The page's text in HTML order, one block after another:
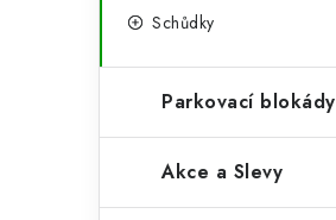
Schůdky
Parkovací blokády
Akce a Slevy